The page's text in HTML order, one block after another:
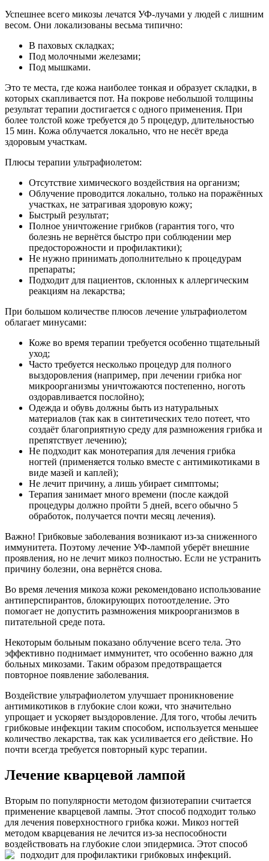
Успешнее всего микозы лечатся УФ-лучами у людей с лишним
весом. Они локализованы весьма типично:
В паховых складках;
Под молочными железами;
Под мышками.
Это те места, где кожа наиболее тонкая и образует складки, в
которых скапливается пот. На покрове небольшой толщины
результат терапии достигается с одного применения. При
более толстой коже требуется до 5 процедур, длительностью
15 мин. Кожа облучается локально, что не несёт вреда
здоровым участкам.
Плюсы терапии ультрафиолетом:
Отсутствие химического воздействия на организм;
Облучение проводится локально, только на поражённых
участках, не затрагивая здоровую кожу;
Быстрый результат;
Полное уничтожение грибков (гарантия того, что
болезнь не вернётся быстро при соблюдении мер
предосторожности и профилактики);
Не нужно принимать дополнительно к процедурам
препараты;
Подходит для пациентов, склонных к аллергическим
реакциям на лекарства;
При большом количестве плюсов лечение ультрафиолетом
облагает минусами:
Коже во время терапии требуется особенно тщательный
уход;
Часто требуется несколько процедур для полного
выздоровления (например, при лечении грибка ног
микроорганизмы уничтожаются постепенно, ноготь
оздоравливается послойно);
Одежда и обувь должны быть из натуральных
материалов (так как в синтетических тело потеет, что
создаёт благоприятную среду для размножения грибка и
препятствует лечению);
Не подходит как монотерапия для лечения грибка
ногтей (применяется только вместе с антимикотиками в
виде мазей и каплей);
Не лечит причину, а лишь убирает симптомы;
Терапия занимает много времени (после каждой
процедуры должно пройти 5 дней, всего обычно 5
обработок, получается почти месяц лечения).
Важно! Грибковые заболевания возникают из-за сниженного
иммунитета. Поэтому лечение УФ-лампой уберёт внешние
проявления, но не лечит микоз полностью. Если не устранить
причину болезни, она вернётся снова.
Во время лечения микоза кожи рекомендовано использование
антиперспирантов, блокирующих потоотделение. Это
помогает не допустить размножения микроорганизмов в
питательной среде пота.
Некоторым больным показано облучение всего тела. Это
эффективно поднимает иммунитет, что особенно важно для
больных микозами. Таким образом предотвращается
повторное появление заболевания.
Воздействие ультрафиолетом улучшает проникновение
антимикотиков в глубокие слои кожи, что значительно
упрощает и ускоряет выздоровление. Для того, чтобы лечить
грибковые инфекции таким способом, используется меньшее
количество лекарства, так как усиливается его действие. Но
почти всегда требуется повторный курс терапии.
Лечение кварцевой лампой
Вторым по популярности методом физиотерапии считается
применение кварцевой лампы. Этот способ подходит только
для лечения поверхностного грибка кожи. Микоз ногтей
методом кварцевания не лечится из-за неспособности
воздействовать на глубокие слои эпидермиса. Этот способ
подходит для профилактики грибковых инфекций.